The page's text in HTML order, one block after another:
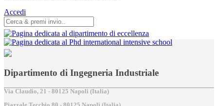
Accedi
Dipartimento di Ingegneria Industriale
Via Claudio, 21 - 80125 Napoli (Italia)